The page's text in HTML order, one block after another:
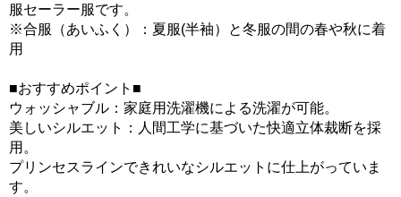
服セーラー服です。
※合服（あいふく）：夏服(半袖）と冬服の間の春や秋に着
用
■おすすめポイント■
ウォッシャブル：家庭用洗濯機による洗濯が可能。
美しいシルエット：人間工学に基づいた快適立体裁断を採
用。
プリンセスラインできれいなシルエットに仕上がっていま
す。